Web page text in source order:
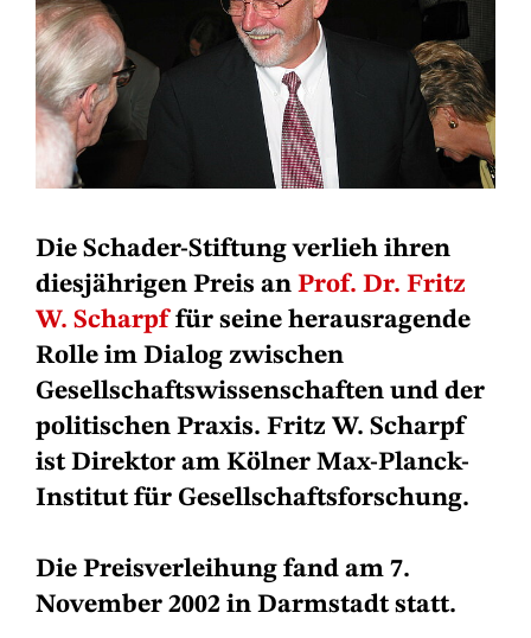
Die Schader-Stiftung verlieh ihren
diesjährigen Preis an Prof. Dr. Fritz
W. Scharpffür seine herausragende
Rolle im Dialog zwischen
Gesellschaftswissenschaften und der
politischen Praxis. Fritz W. Scharpf
ist Direktor am Kölner Max-Planck-
Institut für Gesellschaftsforschung.
Die Preisverleihung fand am 7.
November 2002 in Darmstadt statt.